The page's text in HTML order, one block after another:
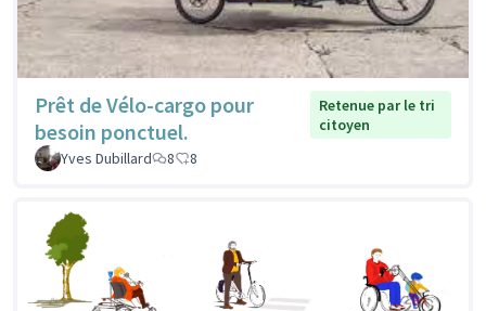
Prêt de Vélo-cargo pour
besoin ponctuel.
Retenue par le tri
citoyen
Yves Dubillard
8 8